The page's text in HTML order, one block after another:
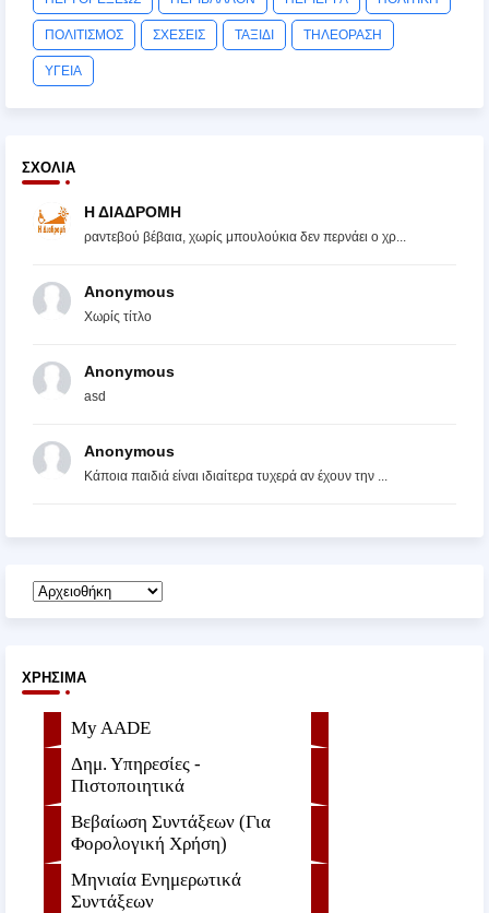
ΠΟΛΙΤΙΣΜΟΣ ΣΧΕΣΕΙΣ ΤΑΞΙΔΙ ΤΗΛΕΟΡΑΣΗ
ΥΓΕΙΑ
ΣΧΌΛΙΑ
Η ΔΙΑΔΡΟΜΗ
ραντεβού βέβαια, χωρίς μπουλούκια δεν περνάει ο χρ...
Anonymous
Χωρίς τίτλο
Anonymous
asd
Anonymous
Κάποια παιδιά είναι ιδιαίτερα τυχερά αν έχουν την ...
ΧΡΉΣΙΜΑ
My AADE
Δημ. Υπηρεσίες -
Πιστοποιητικά
Βεβαίωση Συντάξεων (Για
Φορολογική Χρήση)
Μηνιαία Ενημερωτικά
Συντάξεων